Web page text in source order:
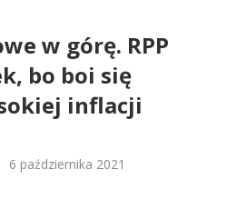
w górę. RPP
bo boi się
inflacji
6 października 2021